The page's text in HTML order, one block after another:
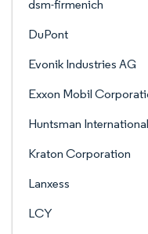
dsm-firmenich
DuPont
Evonik Industries AG
Exxon Mobil
Huntsman
Kraton Corporation
Lanxess
LCY